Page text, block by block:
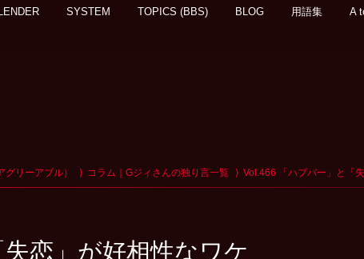
SYSTEM TOPICS (BBS) BLOG 用語集
A
リーアブル） コラム｜Gジィさんの独り言一覧 Vol.466 「ハプバー」と「
恋」が好相性なワケ